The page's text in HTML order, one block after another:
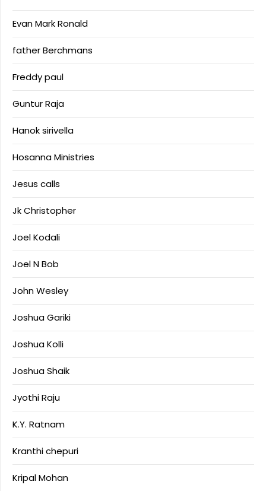
Evan Mark Ronald
father Berchmans
Freddy paul
Guntur Raja
Hanok sirivella
Hosanna Ministries
Jesus calls
Jk Christopher
Joel Kodali
Joel N Bob
John Wesley
Joshua Gariki
Joshua Kolli
Joshua Shaik
Jyothi Raju
K.Y. Ratnam
Kranthi chepuri
Kripal Mohan